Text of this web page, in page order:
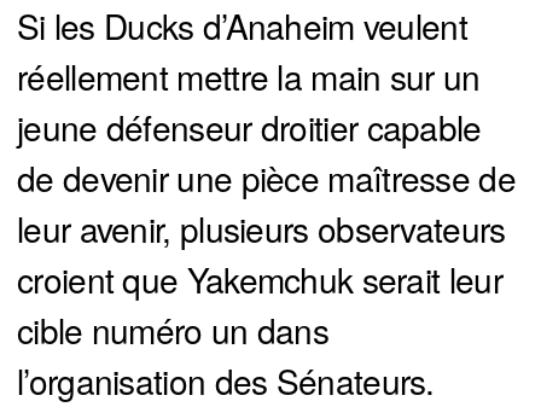
Si les Ducks d’Anaheim veulent
réellement mettre la main sur un
jeune défenseur droitier capable
de devenir une pièce maîtresse de
leur avenir, plusieurs observateurs
croient que Yakemchuk serait leur
cible numéro un dans
l’organisation des Sénateurs.